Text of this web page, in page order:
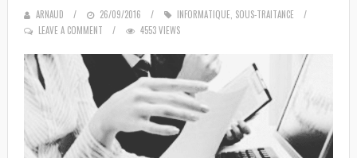
ARNAUD
POSTED
ON
26/09/2016 INFORMATIQUE SOUS-TRAITANCE
LEAVE A COMMENT
4553 VIEWS